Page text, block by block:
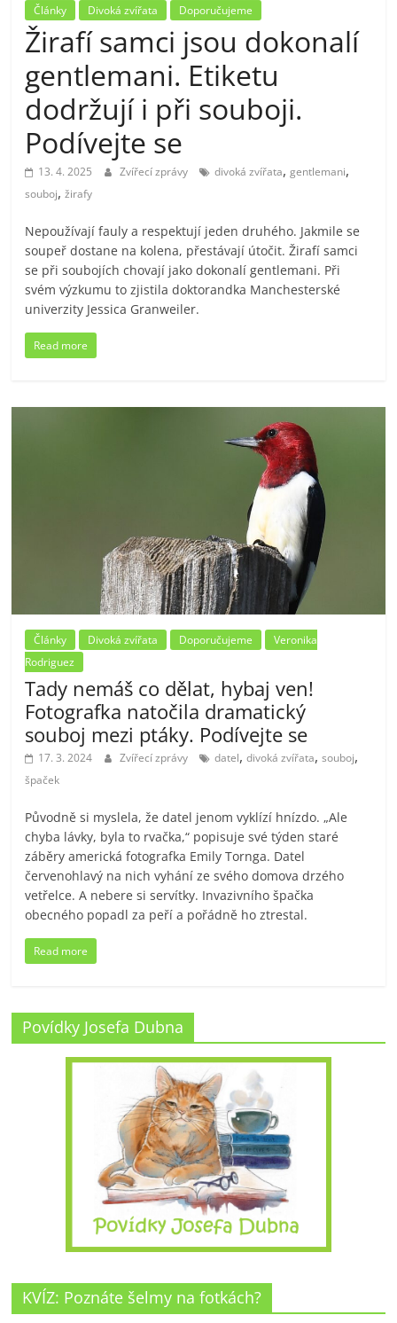
Články Divoká zvířata Doporučujeme
Žirafí samci jsou dokonalí
gentlemani. Etiketu
dodržují i při souboji.
Podívejte se
13. 4. 2025 Zvířecí zprávy divoká zvířata,gentlemani,
souboj,žirafy
Nepoužívají fauly a respektují jeden druhého. Jakmile se
soupeř dostane na kolena, přestávají útočit. Žirafí samci
se při soubojích chovají jako dokonalí gentlemani. Při
svém výzkumu to zjistila doktorandka Manchesterské
univerzity Jessica Granweiler.
Read more
Články Divoká zvířata Doporučujeme
Veronika
Rodriguez
Tady nemáš co dělat, hybaj ven!
Fotografka natočila dramatický
souboj mezi ptáky. Podívejte se
17. 3. 2024 Zvířecí zprávy datel,divoká zvířata,souboj,
špaček
Původně si myslela, že datel jenom vyklízí hnízdo. „Ale
chyba lávky, byla to rvačka,“ popisuje své týden staré
záběry americká fotografka Emily Tornga. Datel
červenohlavý na nich vyhání ze svého domova drzého
vetřelce. A nebere si servítky. Invazivního špačka
obecného popadl za peří a pořádně ho ztrestal.
Read more
Povídky Josefa Dubna
KVÍZ: Poznáte šelmy na fotkách?